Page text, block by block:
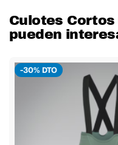
Culotes
pueden
-30% DTO